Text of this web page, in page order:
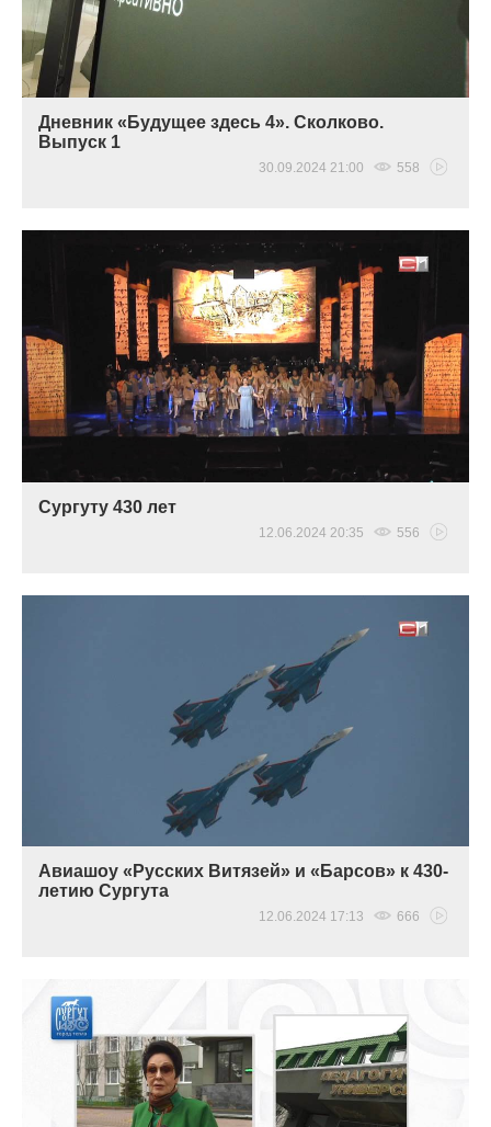
Дневник «Будущее здесь 4». Сколково.
Выпуск 1
30.09.2024 21:00 558
Сургуту 430 лет
12.06.2024 20:35 556
Авиашоу «Русских Витязей» и «Барсов» к 430-
летию Сургута
12.06.2024 17:13 666